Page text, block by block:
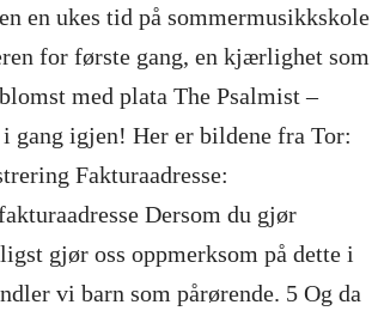
en ukes tid på sommermusikkskole
for første gang, en kjærlighet som
med plata The Psalmist –
gang igjen! Her er bildene fra Tor:
Fakturaadresse:
Dersom du gjør
gjør oss oppmerksom på dette i
vi barn som pårørende. 5 Og da